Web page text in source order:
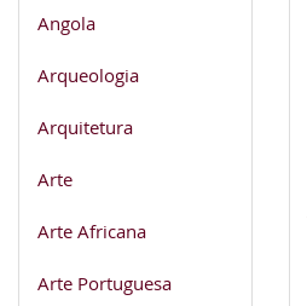
Angola
Arqueologia
Arquitetura
Arte
Arte Africana
Arte Portuguesa